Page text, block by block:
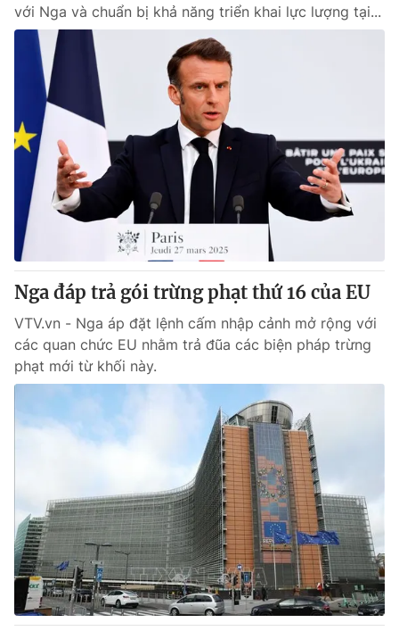
với Nga và chuẩn bị khả năng triển khai lực lượng tại...
Nga đáp trả gói trừng phạt thứ 16 của EU
VTV.vn - Nga áp đặt lệnh cấm nhập cảnh mở rộng với
các quan chức EU nhằm trả đũa các biện pháp trừng
phạt mới từ khối này.